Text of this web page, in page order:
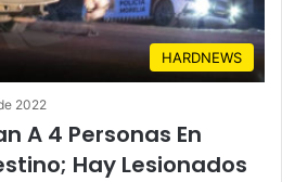
HARDNEWS
2022
A 4 Personas En
Hay Lesionados